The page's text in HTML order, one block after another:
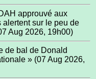
approuvé aux
sur le peu de
Aug 2026, 19h00)
de bal de Donald
» (07 Aug 2026,